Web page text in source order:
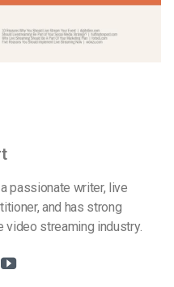
passionate writer, live
and has strong
video streaming industry.